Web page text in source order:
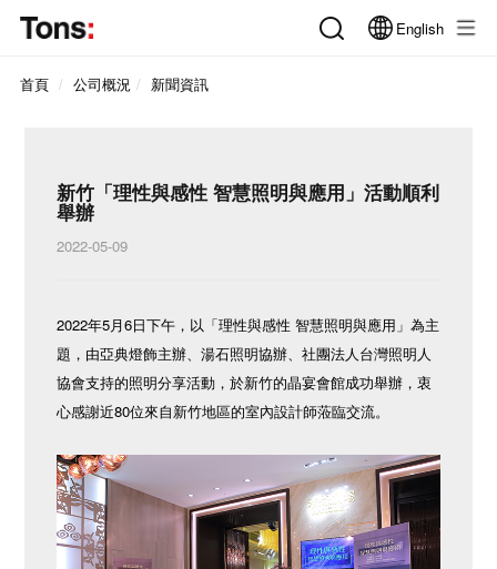
English
首頁 公司概況 新聞資訊
新竹「理性與感性 智慧照明與應用」活動順利
舉辦
2022-05-09
2022年5月6日下午，以「理性與感性 智慧照明與應用」為主
題，由亞典燈飾主辦、湯石照明協辦、社團法人台灣照明人
協會支持的照明分享活動，於新竹的晶宴會館成功舉辦，衷
心感謝近80位來自新竹地區的室內設計師蒞臨交流。